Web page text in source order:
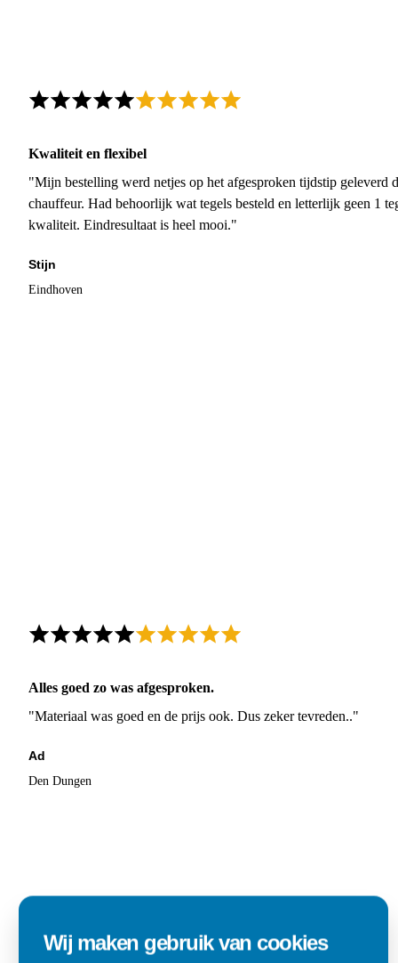
Kwaliteit en flexibel
"Mijn bestelling werd netjes op het afgesproken tijdstip geleverd
chauffeur. Had behoorlijk wat tegels besteld en letterlijk geen 1
kwaliteit. Eindresultaat is heel mooi."
Stijn
Eindhoven
Alles goed zo was afgesproken.
"Materiaal was goed en de prijs ook. Dus zeker tevreden.."
Ad
Den Dungen
Wij maken gebruik van cookies